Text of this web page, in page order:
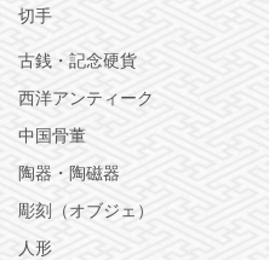
切手
古銭・記念硬貨
西洋アンティーク
中国骨董
陶器・陶磁器
彫刻（オブジェ）
人形